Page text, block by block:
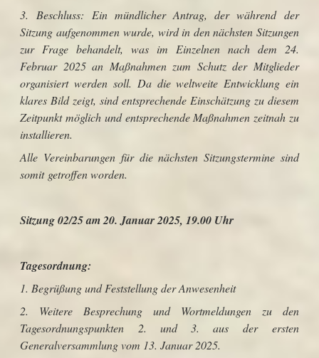
3. Beschluss: Ein mündlicher Antrag, der während der
Sitzung aufgenommen wurde, wird in den nächsten Sitzungen
zur Frage behandelt, was im Einzelnen nach dem 24.
Februar 2025 an Maßnahmen zum Schutz der Mitglieder
organisiert werden soll. Da die weltweite Entwicklung ein
klares Bild zeigt, sind entsprechende Einschätzung zu diesem
Zeitpunkt möglich und entsprechende Maßnahmen zeitnah zu
installieren.
Alle Vereinbarungen für die nächsten Sitzungstermine sind
somit getroffen worden.
Sitzung 02/25 am 20. Januar 2025, 19.00 Uhr
Tagesordnung:
1. Begrüßung und Feststellung der Anwesenheit
2. Weitere Besprechung und Wortmeldungen zu den
Tagesordnungspunkten 2. und 3. aus der ersten
Generalversammlung vom 13. Januar 2025.